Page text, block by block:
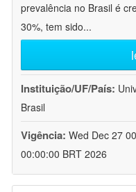
prevalência no Brasil é
30%, tem sido...
Instituição/UF/País:
Brasil
Vigência: Wed Dec 27
00:00:00 BRT 2026